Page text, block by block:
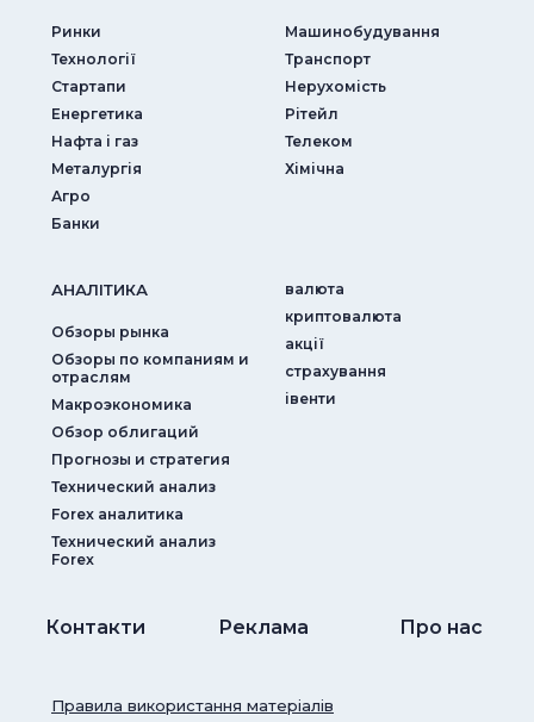
Ринки
Технології
Стартапи
Енергетика
Нафта і газ
Металургія
Агро
Банки
Машинобудування
Транспорт
Нерухомість
Рітейл
Телеком
Хімічна
АНАЛIТИКА
Обзоры рынка
Обзоры по компаниям и
отраслям
Макроэкономика
Обзор облигаций
Прогнозы и стратегия
Технический анализ
Forex аналитика
Технический анализ
Forex
валюта
криптовалюта
акції
страхування
iвенти
Контакти Реклама Про нас
Правила використання матеріалів